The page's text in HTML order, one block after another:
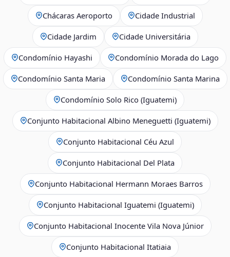
Chácaras Aeroporto Cidade Industrial
Cidade Jardim Cidade Universitária
Condomínio Hayashi Condomínio Morada do Lago
Condomínio Santa Maria Condomínio Santa Marina
Condomínio Solo Rico (Iguatemi)
Conjunto Habitacional Albino Meneguetti (Iguatemi)
Conjunto Habitacional Céu Azul
Conjunto Habitacional Del Plata
Conjunto Habitacional Hermann Moraes Barros
Conjunto Habitacional Iguatemi (Iguatemi)
Conjunto Habitacional Inocente Vila Nova Júnior
Conjunto Habitacional Itatiaia